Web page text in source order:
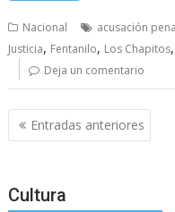
Nacional acusación
Justicia, Fentanilo, Los Chapitos,
Deja un comentario
Navegación
de
Entradas anteriores
Cultura